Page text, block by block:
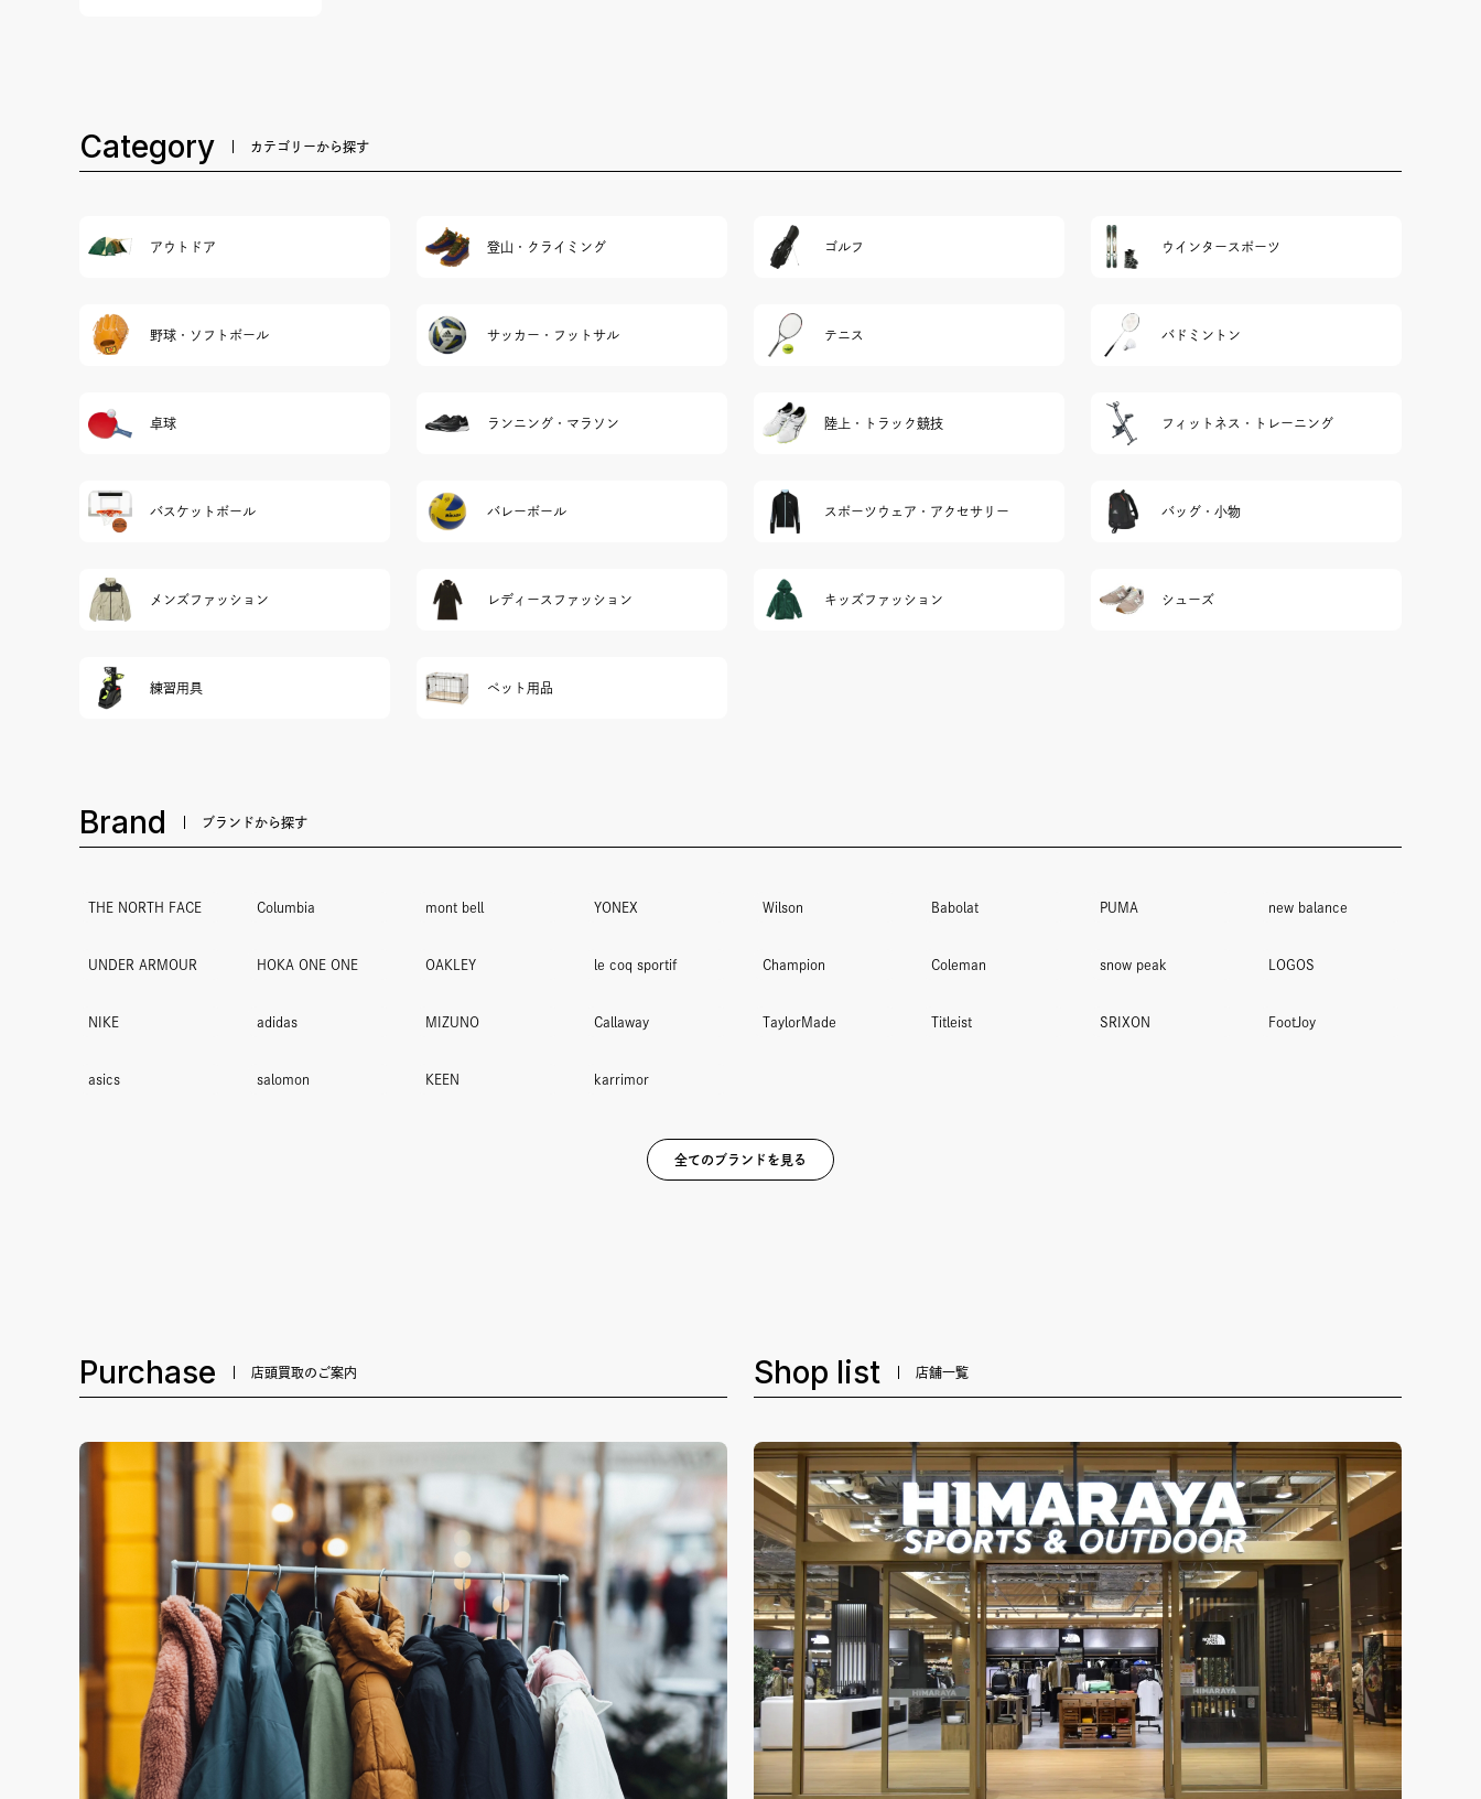
Category カテゴリーから探す
アウトドア 登山・クライミング ゴルフ ウインタースポーツ
野球・ソフトボール サッカー・フットサル テニス バドミントン
卓球 ランニング・マラソン 陸上・トラック競技 フィットネス・トレーニング
バスケットボール バレーボール スポーツウェア・アクセサリー バッグ・小物
メンズファッション レディースファッション キッズファッション シューズ
練習用具 ペット用品
Brand ブランドから探す
THE NORTH FACE Columbia mont bell YONEX Wilson Babolat PUMA new balance
UNDER ARMOUR HOKA ONE ONE OAKLEY le coq sportif Champion Coleman snow peak LOGOS
NIKE adidas MIZUNO Callaway TaylorMade Titleist SRIXON FootJoy
asics salomon KEEN karrimor
全てのブランドを見る
Purchase 店頭買取のご案内 Shop list 店舗一覧